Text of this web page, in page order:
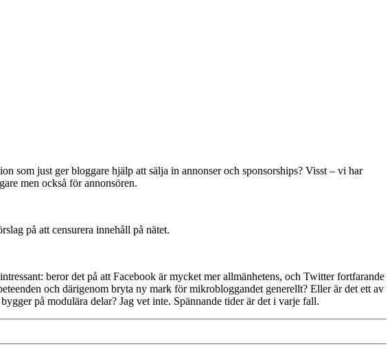
som just ger bloggare hjälp att sälja in annonser och sponsorships? Visst – vi har
men också för annonsören.
på att censurera innehåll på nätet.
beror det på att Facebook är mycket mer allmänhetens, och Twitter fortfarande
och därigenom bryta ny mark för mikrobloggandet generellt? Eller är det ett av
på modulära delar? Jag vet inte. Spännande tider är det i varje fall.